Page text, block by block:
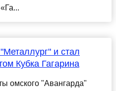
и стал
Кубка Гагарина
омского "Авангарда"